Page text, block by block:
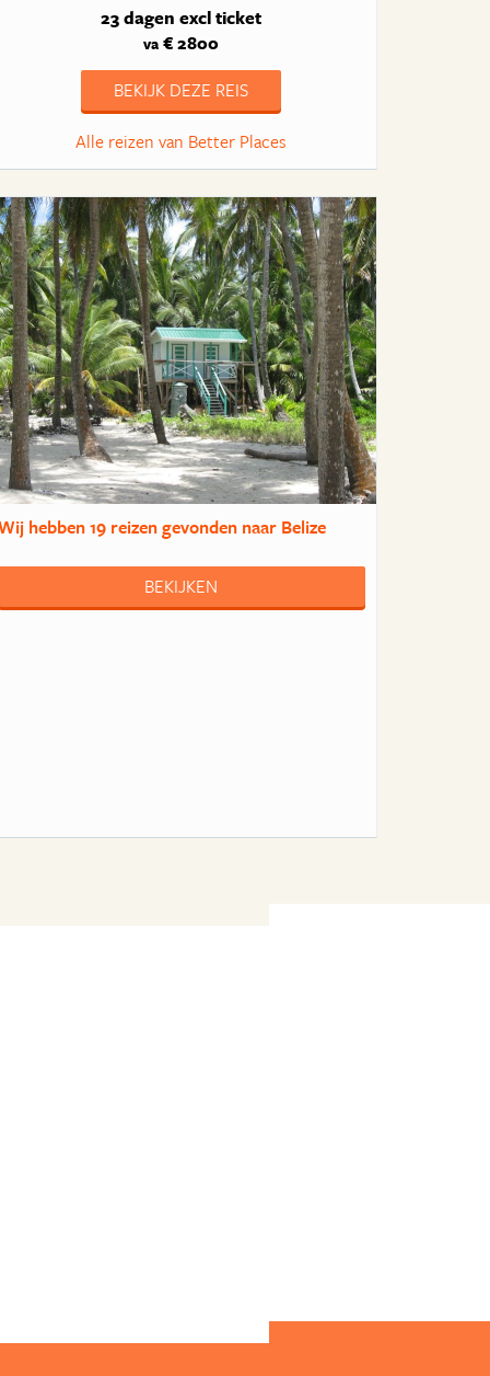
23 dagen excl ticket
va € 2800
BEKIJK DEZE REIS
Alle reizen van Better Places
hebben19 reizengevonden naar Belize
BEKIJKEN